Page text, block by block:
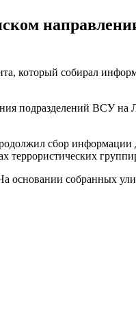
который собирал
подразделений ВСУ
сбор
террористических
собранных